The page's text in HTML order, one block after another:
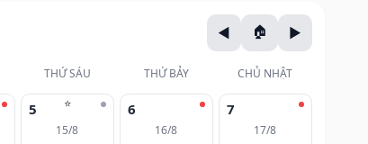
THỨ SÁU THỨ BẢY
CHỦ NHẬT
⭐
5
15/8
6
16/8
7
17/8